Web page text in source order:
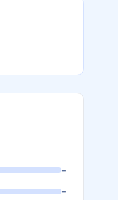
-
-